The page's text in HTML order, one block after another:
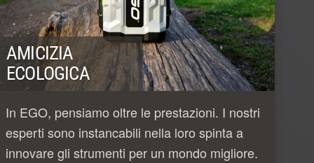
AMICIZIA
ECOLOGICA
In EGO, pensiamo oltre le prestazioni. I nostri
esperti sono instancabili nella loro spinta a
innovare gli strumenti per un mondo migliore.